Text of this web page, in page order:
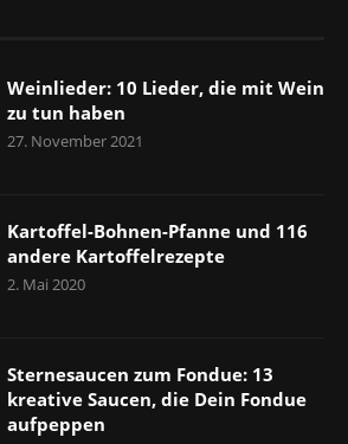
Weinlieder: 10 Lieder, die mit Wein
zu tun haben
27. November 2021
Kartoffel-Bohnen-Pfanne und 116
andere Kartoffelrezepte
2. Mai 2020
Sternesaucen zum Fondue: 13
kreative Saucen, die Dein Fondue
aufpeppen